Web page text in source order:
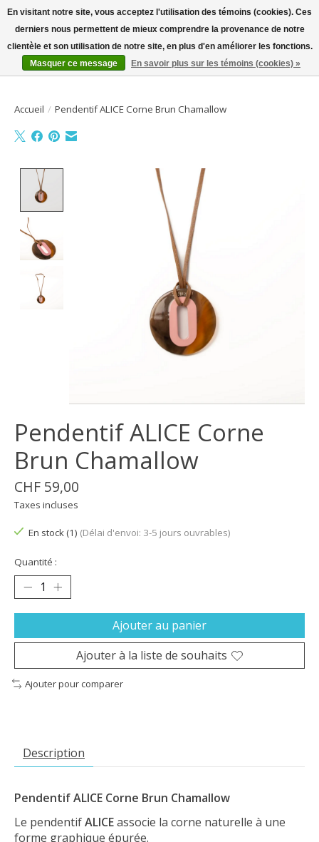
Bienvenue sur la boutique en ligne
Liste dePanier
Accueil / Pendentif ALICE Corne Brun Chamallow
Product image slideshow Items
Pendentif ALICE Corne
Brun Chamallow
CHF 59,00
Taxes incluses
En stock (1) (Délai d'envoi: 3-5 jours ouvrables)
Quantité :
Ajouter au panier
Ajouter à la liste de souhaits
Ajouter pour comparer
Description
Pendentif ALICE Corne Brun Chamallow
Le pendentifALICEassocie la corne naturelle à une
forme graphique épurée.
En visitant notre site, vous acceptez l'utilisation des témoins (cookies). Ces
derniers nous permettent de mieux comprendre la provenance de notre
clientèle et son utilisation de notre site, en plus d'en améliorer les fonctions.
Masquer ce message
En savoir plus sur les témoins (cookies) »